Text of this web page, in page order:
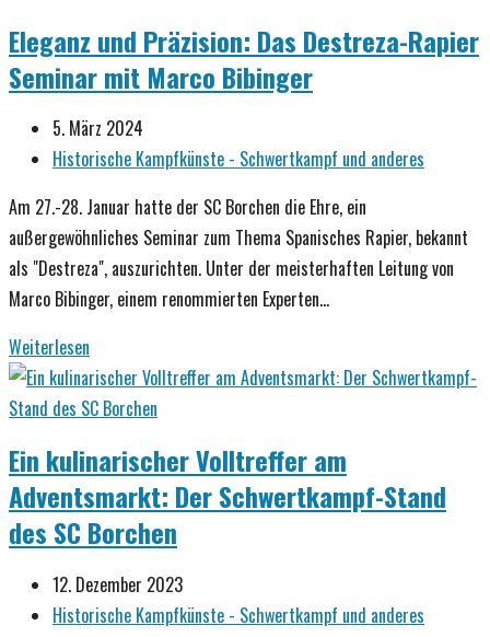
Meister:
Ein
Rapier-
Wochenende
in
Osnabrück
Eleganz und Präzision: Das Destreza-Rapier
Seminar mit Marco Bibinger
Beitrag
veröffentlicht:
5. März 2024
Beitrags-
Historische Kampfkünste - Schwertkampf und anderes
Am 27.-28. Januar hatte der SC Borchen die Ehre, ein
außergewöhnliches Seminar zum Thema Spanisches Rapier, bekannt
als "Destreza", auszurichten. Unter der meisterhaften Leitung von
Marco Bibinger, einem renommierten Experten…
Weiterlesen
und
Präzision:
Destreza-
Rapier
Seminar
Marco
Bibinger
Ein kulinarischer Volltreffer am
Adventsmarkt: Der Schwertkampf-Stand
des SC Borchen
Beitrag
veröffentlicht:
12. Dezember 2023
Beitrags-
Historische Kampfkünste - Schwertkampf und anderes